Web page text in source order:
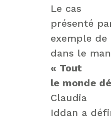
Le cas
présenté
exemple
dans le
« Tout
le monde
Claudia
Iddan a